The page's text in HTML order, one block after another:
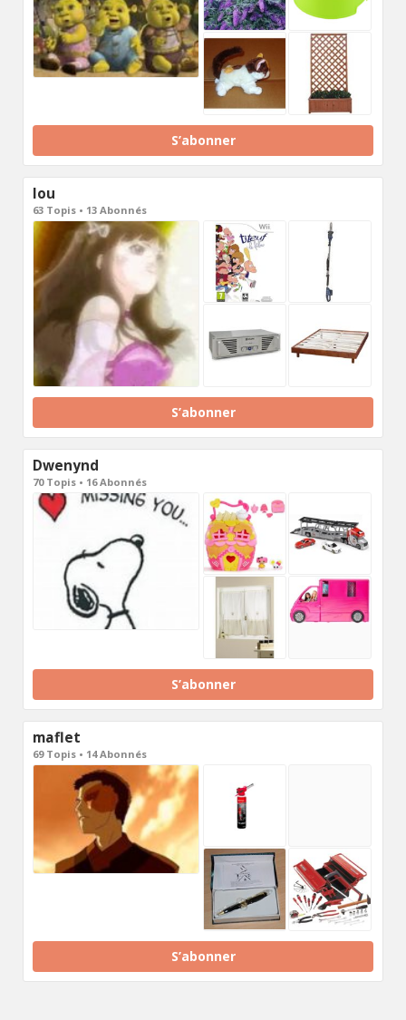
S’abonner
lou
63 Topis • 13 Abonnés
S’abonner
Dwenynd
70 Topis • 16 Abonnés
S’abonner
maflet
69 Topis • 14 Abonnés
S’abonner